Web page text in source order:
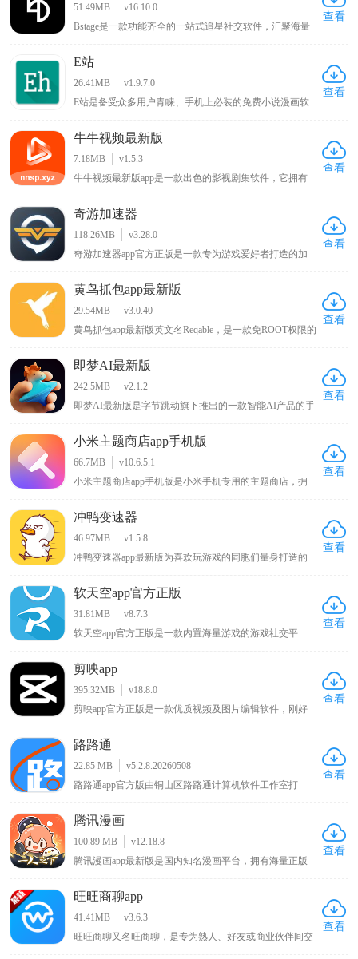
51.49MB
v16.10.0
Bstage是一款功能齐全的一站式追星社交软件，汇聚海量
解，同时提供星粉互动、粉丝社交、音源试听、周边选
购、线下活动报名等全套追星服务。界面简洁清爽、分类
清晰，操作简单易上手，全方位满足用户日常追星、互动
交友、资源收藏的多样化需求。
查看
E站
26.41MB
v1.9.7.0
E站是备受众多用户青睐、手机上必装的免费小说漫画软
该新版本软件将各种功能免费提供给用户，为漫画爱好者
带来丰富多样且免费便捷的阅读体验 。
查看
牛牛视频最新版
7.18MB
v1.5.3
牛牛视频最新版app是一款出色的影视剧集软件，它拥有
随心播放这些影视内容，让用户畅享沉浸式的大片观看体
验，满足不同用户多样化的影视观看需求。
查看
奇游加速器
118.26MB
v3.28.0
奇游加速器app官方正版是一款专为游戏爱好者打造的加
予全面的服务确保。此软件采用先进加速技术，智能选择
最好服务器，优化数据传输方法，降低延迟和遗失，提升
您的游戏体验。无论您是热衷使命召唤战区、王者荣耀国
际服、PUBGM，或是DNFM、刺激战场、吃鸡外服等国
稳定的联络。
查看
黄鸟抓包app最新版
29.54MB
v3.0.40
黄鸟抓包app最新版英文名Reqable，是一款免ROOT权限的
HTTPS、WebSocket各类流量数据，搭载精准流量筛选、
数据包注入调试、跨端协同抓包能力。兼顾新手简易操作
与高阶开发调试需求，适配接口测试、网络排错、数据核
验场景，是开发者与运维人员必备的移动端抓包神器。
查看
即梦AI最新版
242.5MB
v2.1.2
即梦AI最新版是字节跳动旗下推出的一款智能AI产品的手
用抖音账号登录app后，只需用自然语言在即梦AI最新版
上描述自己的想法，便能迅速捕捉并理解，然后挥洒创意
生成图片。如果对生成的图片不满意，用户还可以利用内
置的编辑功能进行微调，让创意更加完美。
查看
小米主题商店app手机版
66.7MB
v10.6.5.1
小米主题商店app手机版是小米手机专用的主题商店，拥
同，同时该APP对安卓原生系统进行优化改良，可使手机
运行更流畅、操作更快捷，在KK下载站可下载体验这一
能为小米手机带来独特体验与性能优化的主题商店APP 。
查看
冲鸭变速器
46.97MB
v1.5.8
冲鸭变速器app最新版为喜欢玩游戏的同胞们量身打造的
键搜索的到，非常全面；并且玩热门游戏加速减速任你说
了算，玩游戏就要玩出畅快感！而且使用​冲鸭变速器app
最新版能够帮助用户加快游戏进度，让你可以随时在这里
加快自己的游戏进程，直接畅玩各种游戏，非常适合那些
情内容啦。
查看
软天空app官方正版
31.81MB
v8.7.3
软天空app官方正版是一款内置海量游戏的游戏社交平
游戏日常动态展示游戏生活，通过分享帖子寻找志同道合
的朋友交流，此外游戏玩家还能在上面找到大神编写的各
种游戏攻略以学习更多游戏技巧，欢迎感兴趣的朋友下载
玩耍！
查看
剪映app
395.32MB
v18.8.0
剪映app官方正版是一款优质视频及图片编辑软件，刚好
使用炫酷特效、滤镜效果，让成品媲美电影，整个过程简
单无复杂操作，且无会员付费和广告，让你的视频剪辑更
简单轻松 。
查看
路路通
22.85 MB
v5.2.8.20260508
路路通app官方版由铜山区路路通计算机软件工作室打
最准确、功能最全、完全免费等特点，用户可通过该软件
实时查看列车详情信息，为出行提供便利。
查看
腾讯漫画
100.89 MB
v12.18.8
腾讯漫画app最新版是国内知名漫画平台，拥有海量正版
漫画作品画面精美、剧情精彩，平台还具备便捷的阅读体
验，流畅的加载速度和贴心的功能设置，让用户能够随时
随地畅享精彩漫画世界。
查看
旺旺商聊app
41.41MB
v3.6.3
旺旺商聊又名旺商聊，是专为熟人、好友或商业伙伴间交
查看